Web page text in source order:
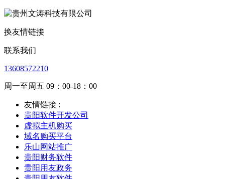
换友情链接
联系我们
13608572210
周一至周五 09：00-18：00
友情链接 :
贵阳软件开发公司
虚拟主机购买
域名购买平台
乐山网站推广
贵阳财务软件
贵阳用友政务